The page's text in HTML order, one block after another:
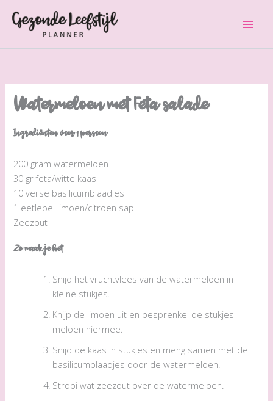
naar
inhoud
Watermeloen met Feta salade
Ingrediënten voor 1 persoon
200 gram watermeloen
30 gr feta/witte kaas
10 verse basilicumblaadjes
1 eetlepel limoen/citroen sap
Zeezout
Zo maak je het
Snijd het vruchtvlees van de watermeloen in
kleine stukjes.
Knijp de limoen uit en besprenkel de stukjes
meloen hiermee.
Snijd de kaas in stukjes en meng samen met de
basilicumblaadjes door de watermeloen.
Strooi wat zeezout over de watermeloen.